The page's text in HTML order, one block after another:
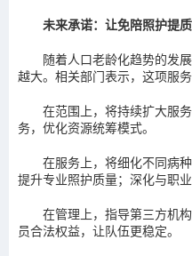
未来承诺： 让免陪照护提
随着人口老龄化趋势的发
越大。相关部门表示，这项服
在范围上，将持续扩大服
务，优化资源统筹模式。
在服务上，将细化不同病
提升专业照护质量；深化与职
在管理上，指导第三方机
员合法权益，让队伍更稳定。